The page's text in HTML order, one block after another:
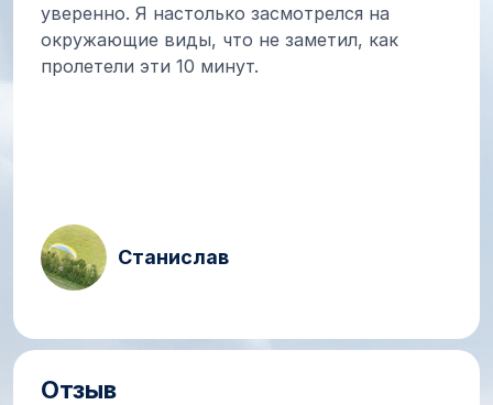
уверенно. Я настолько засмотрелся на
окружающие виды, что не заметил, как
пролетели эти 10 минут.
Станислав
Отзыв